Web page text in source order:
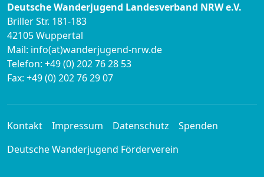
Deutsche Wanderjugend Landesverband NRW e.V.
Briller Str. 181-183
42105 Wuppertal
Mail: info(at)wanderjugend-nrw.de
Telefon: +49 (0) 202 76 28 53
Fax: +49 (0) 202 76 29 07
Kontakt Impressum Datenschutz
Spenden
Deutsche Wanderjugend Förderverein